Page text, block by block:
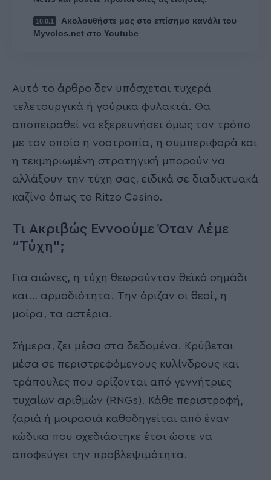
Ακολουθήστε μας στο επίσημο κανάλι του
Myvolos.net στο Youtube
Αυτό το άρθρο δεν υπόσχεται τυχερά
τελετουργικά ή γούρικα φυλακτά. Θα
αποπειραθεί να εξερευνήσει όμως τον τρόπο
με τον οποίο η νοοτροπία, η συμπεριφορά και
η τεκμηριωμένη στρατηγική μπορούν να
αλλάξουν την τύχη σας, ειδικά σε διαδικτυακά
καζίνο όπως το Ritzo Casino.
Τι Ακριβώς Εννοούμε Όταν Λέμε
“Τύχη”;
Για αιώνες, η τύχη θεωρούνταν θεϊκό σημάδι
και… αρμοδιότητα. Την όριζαν οι θεοί, η
μοίρα, τα αστέρια.
Σήμερα, ζει μέσα στα δεδομένα. Κρύβεται
μέσα σε περιστρεφόμενους κυλίνδρους και
τράπουλες που ορίζονται από γεννήτριες
τυχαίων αριθμών (RNGs). Κάθε περιστροφή,
ζαριά ή μοιρασιά καθοδηγείται από έναν
κώδικα που σχεδιάστηκε έτσι ώστε να
αποφεύγει την προβλεψιμότητα.